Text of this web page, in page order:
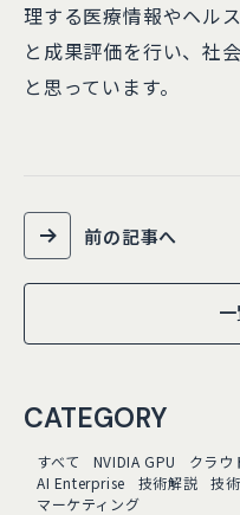
理する医療情報やヘル
と成果評価を行い、社
と思っています。
前の記事へ
CATEGORY
すべて NVIDIA GPU クラウ
AI Enterprise
技術解説 技
マーケティング